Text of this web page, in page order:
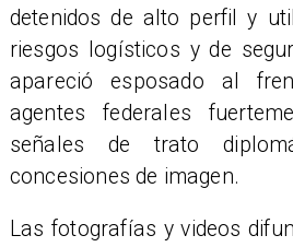
detenidos de alto perfil y
riesgos logísticos y de
apareció esposado al
agentes federales
señales de trato
concesiones de imagen.
Las fotografías y videos